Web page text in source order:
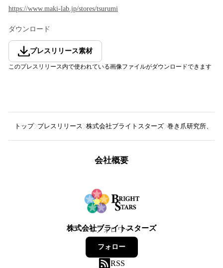
https://www.maki-lab.jp/stores/tsurumi
ダウンロード
プレスリリース素材
このプレスリリース内で使われている画像ファイルがダウンロードできます
トップ プレスリリース 株式会社ブライトスターズ 巻き爪研究所、症
会社概要
株式会社ブライトスターズ
0フォロワー
フォロー
RSS